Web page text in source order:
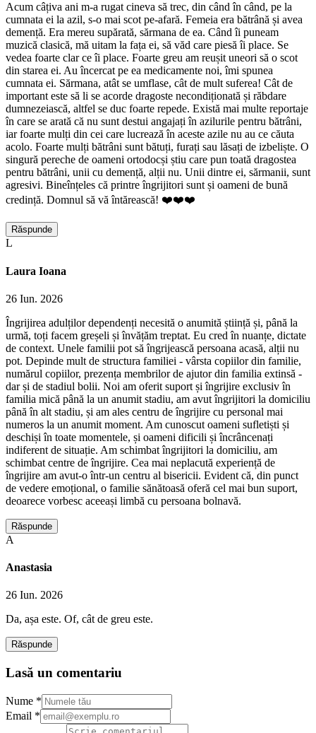
Acum câțiva ani m-a rugat cineva să trec, din când în când, pe la
cumnata ei la azil, s-o mai scot pe-afară. Femeia era bătrână și avea
demență. Era mereu supărată, sărmana de ea. Când îi puneam
muzică clasică, mă uitam la fața ei, să văd care piesă îi place. Se
vedea foarte clar ce îi place. Foarte greu am reușit uneori să o scot
din starea ei. Au încercat pe ea medicamente noi, îmi spunea
cumnata ei. Sărmana, atât se umflase, cât de mult suferea! Cât de
important este să li se acorde dragoste necondiționată și răbdare
dumnezeiască, altfel se duc foarte repede. Există mai multe reportaje
în care se arată că nu sunt destui angajați în azilurile pentru bătrâni,
iar foarte mulți din cei care lucrează în aceste azile nu au ce căuta
acolo. Foarte mulți bătrâni sunt bătuți, furați sau lăsați de izbeliște. O
singură pereche de oameni ortodocși știu care pun toată dragostea
pentru bătrâni, unii cu demență, alții nu. Unii dintre ei, sărmanii, sunt
agresivi. Bineînțeles că printre îngrijitori sunt și oameni de bună
credință. Domnul să vă întărească! ❤️❤️❤️
Răspunde
L
Laura Ioana
26 Iun. 2026
Îngrijirea adulților dependenți necesită o anumită știință și, până la
urmă, toți facem greșeli și învățăm treptat. Eu cred în nuanțe, dictate
de context. Unele familii pot să îngrijească persoana acasă, alții nu
pot. Depinde mult de structura familiei - vârsta copiilor din familie,
numărul copiilor, prezența membrilor de ajutor din familia extinsă -
dar și de stadiul bolii. Noi am oferit suport și îngrijire exclusiv în
familia mică până la un anumit stadiu, am avut îngrijitori la domiciliu
până în alt stadiu, și am ales centru de îngrijire cu personal mai
numeros la un anumit moment. Am cunoscut oameni sufletiști și
deschiși în toate momentele, și oameni dificili și încrâncenați
indiferent de situație. Am schimbat îngrijitori la domiciliu, am
schimbat centre de îngrijire. Cea mai neplacută experiență de
îngrijire am avut-o într-un centru al bisericii. Evident că, din punct
de vedere emoțional, o familie sănătoasă oferă cel mai bun suport,
deoarece vorbesc aceeași limbă cu persoana bolnavă.
Răspunde
A
Anastasia
26 Iun. 2026
Da, așa este. Of, cât de greu este.
Răspunde
Lasă un comentariu
Nume *
Email *